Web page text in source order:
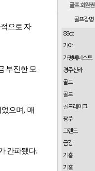
으로 자
부진한 모
으며, 매
간파됐다.
골프 회원권
골프장명
88cc
가야
가평베네스트
경주신라
골드
골드
골드레이크
광주
그랜드
금강
기흥
기흥